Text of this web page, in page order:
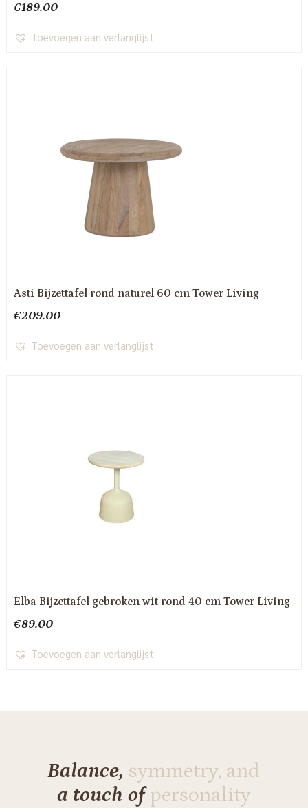
€189.00
Toevoegen aan verlanglijst
Asti Bijzettafel rond naturel 60 cm Tower Living
€209.00
Toevoegen aan verlanglijst
Elba Bijzettafel gebroken wit rond 40 cm Tower Living
€89.00
Toevoegen aan verlanglijst
Balance, symmetry, and
a touch ofpersonality